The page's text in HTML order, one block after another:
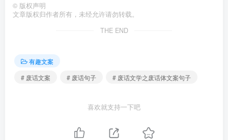
© 版权声明
文章版权归作者所有，未经允许请勿转载。
THE END
有趣文案
# 废话文案
# 废话句子 # 废话文学之废话体文案句子
喜欢就支持一下吧